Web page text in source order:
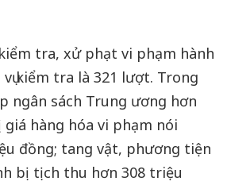
tra, xử phạt vi phạm hành
kiểm tra là 321 lượt. Trong
ngân sách Trung ương hơn
hàng hóa vi phạm nói
đồng; tang vật, phương tiện
bị tịch thu hơn 308 triệu